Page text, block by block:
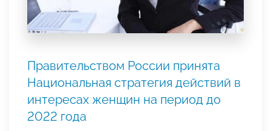
Правительством России принята
Национальная стратегия действий в
интересах женщин на период до
2022 года